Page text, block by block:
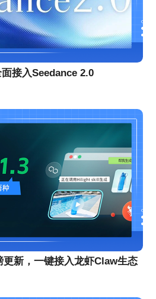
接入Seedance 2.0
新，一键接入龙虾Claw生态